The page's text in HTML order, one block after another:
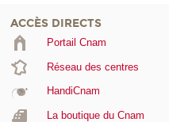
ACCÈS DIRECTS
Portail Cnam
Réseau des centres
HandiCnam
La boutique du Cnam